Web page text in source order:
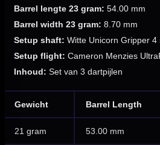
Barrel lengte 23 gram: 54.00 mm
Barrel width 23 gram: 8.70 mm
Setup shaft: Witte Unicorn Gripper 4
Setup flight: Cameron Menzies
Inhoud: Set van 3 dartpijlen
Gewicht Barrel Length
21 gram 53.00 mm